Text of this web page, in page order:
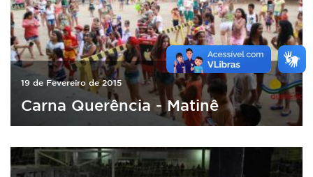
19 de Fevereiro de 2015
Carna Querência - Matinê